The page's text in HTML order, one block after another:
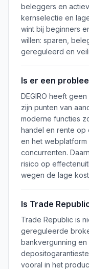
beleggers en
kernselectie en
wint bij beginners
willen: sparen,
gereguleerd en
Is er een
DEGIRO heeft
zijn punten van
moderne functies
handel en rente op
en het webplatform
concurrenten.
risico op
wegen de lage
Is Trade
Trade Republic is
gereguleerde
bankvergunning
vooral in het